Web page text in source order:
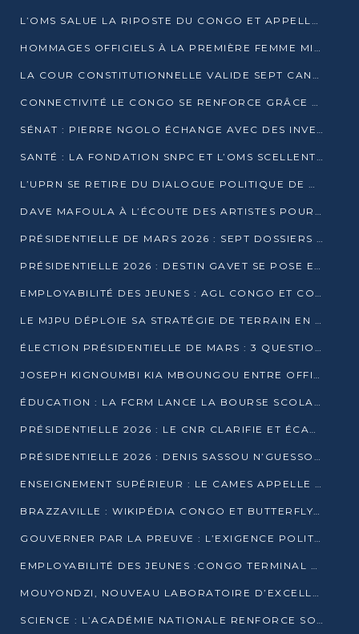
L’OMS SALUE LA RIPOSTE DU CONGO ET APPELLE À DES RÉFORMES DURABLES
HOMMAGES OFFICIELS À LA PREMIÈRE FEMME MINISTRE DU CONGO
LA COUR CONSTITUTIONNELLE VALIDE SEPT CANDIDATURES POUR LA PRÉSIDENTIELLE
CONNECTIVITÉ LE CONGO SE RENFORCE GRÂCE AU CÂBLE 2AFRICA
SÉNAT : PIERRE NGOLO ÉCHANGE AVEC DES INVESTISSEURS DU NUMÉRIQUE
SANTÉ : LA FONDATION SNPC ET L’OMS SCELLENT UN PARTENARIAT STRATÉGIQUE DE TROIS ANS
L’UPRN SE RETIRE DU DIALOGUE POLITIQUE DE DJAMBALA : TENSIONS DANS LE PRÉ-ÉLECTORAL CONGOLAIS
DAVE MAFOULA À L’ÉCOUTE DES ARTISTES POUR REDÉFINIR SA POLITIQUE CULTURELLE
PRÉSIDENTIELLE DE MARS 2026 : SEPT DOSSIERS DE CANDIDATURE ENREGISTRÉS À LA CLÔTURE DES DÉPÔTS
PRÉSIDENTIELLE 2026 : DESTIN GAVET SE POSE EN CANDIDAT DU « RAS-LE-BOL »
EMPLOYABILITÉ DES JEUNES : AGL CONGO ET CONGO TERMINAL S’ALLIENT À UCAC-ICAM
LE MJPU DÉPLOIE SA STRATÉGIE DE TERRAIN EN FAVEUR DE DSN
ÉLECTION PRÉSIDENTIELLE DE MARS : 3 QUESTIONS À UN EXPERT CONGOLAIS DE LA CYBERSÉCURITÉ
JOSEPH KIGNOUMBI KIA MBOUNGOU ENTRE OFFICIELLEMENT EN COURSE POUR LA PRÉSIDENTIELLE
ÉDUCATION : LA FCRM LANCE LA BOURSE SCOLAIRE FRANCINE-NTOUMI POUR PROMOUVOIR LES FILIÈRES SCIENTIFIQUES
PRÉSIDENTIELLE 2026 : LE CNR CLARIFIE ET ÉCARTE LA CANDIDATURE DU PASTEUR NTUMI
PRÉSIDENTIELLE 2026 : DENIS SASSOU N’GUESSO ANNONCE OFFICIELLEMENT SA CANDIDATURE
ENSEIGNEMENT SUPÉRIEUR : LE CAMES APPELLE À UNE UNIVERSITÉ AFRICAINE AXÉE SUR L’EMPLOYABILITÉ
BRAZZAVILLE : WIKIPÉDIA CONGO ET BUTTERFLY SCELLENT UN PARTENARIAT POUR STRUCTURER LE BÉNÉVOLAT NUMÉRIQUE
GOUVERNER PAR LA PREUVE : L’EXIGENCE POLITIQUE DU XXIᵉ SIÈCLE
EMPLOYABILITÉ DES JEUNES :CONGO TERMINAL S’ALLIE À L’ESCIC POUR RAPPROCHER L’ÉCOLE DU TERRAIN
MOUYONDZI, NOUVEAU LABORATOIRE D’EXCELLENCE PÉDAGOGIQUE AVEC L’ENFICE
SCIENCE : L’ACADÉMIE NATIONALE RENFORCE SON ÉQUIPE ET TRACE SA FEUILLE DE ROUTE 2026